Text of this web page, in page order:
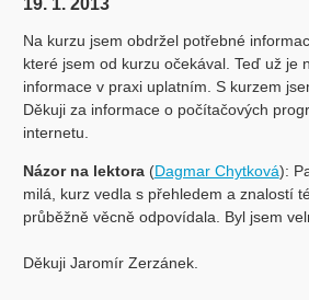
19. 1. 2013
Na kurzu jsem obdržel potřebné
které jsem od kurzu očekával. Teď už je
informace v praxi uplatním. S kurzem
Děkuji za informace o počítačových
internetu.
Názor na lektora(Dagmar Chytková):
milá, kurz vedla s přehledem a znalostí
průběžně věcně odpovídala. Byl jsem
Děkuji Jaromír Zerzánek.